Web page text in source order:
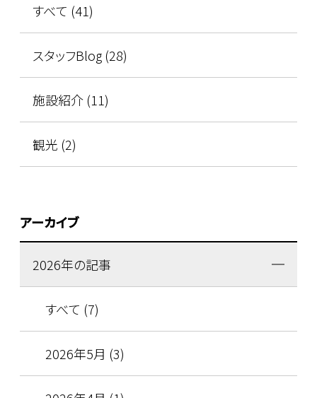
すべて (41)
スタッフBlog (28)
施設紹介 (11)
観光 (2)
アーカイブ
2026年の記事
すべて (7)
2026年5月 (3)